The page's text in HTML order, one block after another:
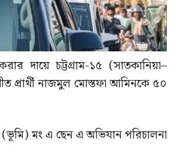
দায়ে চট্টগ্রাম-১৫ (সাতকানিয়া–
প্রার্থী নাজমুল মোস্তফা আমিনকে ৫০
মং এ ছেন এ অভিযান পরিচালনা